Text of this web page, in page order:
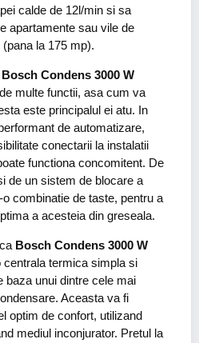
calde de 12l/min si sa
apartamente sau vile de
la 175 mp).
Condens 3000 W
multe functii, asa cum va
este principalul ei atu. In
de automatizare,
conectarii la instalatii
functiona concomitent. De
de un sistem de blocare a
combinatie de taste, pentru a
a acesteia din greseala.
Bosch Condens 3000 W
centrala termica simpla si
baza unui dintre cele mai
Aceasta va fi
optim de confort, utilizand
mediul inconjurator. Pretul la